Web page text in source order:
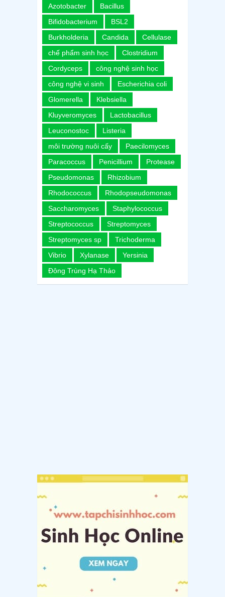
Azotobacter
Bacillus
Bifidobacterium
BSL2
Burkholderia
Candida
Cellulase
chế phẩm sinh học
Clostridium
Cordyceps
công nghệ sinh học
công nghệ vi sinh
Escherichia coli
Glomerella
Klebsiella
Kluyveromyces
Lactobacillus
Leuconostoc
Listeria
môi trường nuôi cấy
Paecilomyces
Paracoccus
Penicillium
Protease
Pseudomonas
Rhizobium
Rhodococcus
Rhodopseudomonas
Saccharomyces
Staphylococcus
Streptococcus
Streptomyces
Streptomyces sp
Trichoderma
Vibrio
Xylanase
Yersinia
Đông Trùng Hạ Thảo